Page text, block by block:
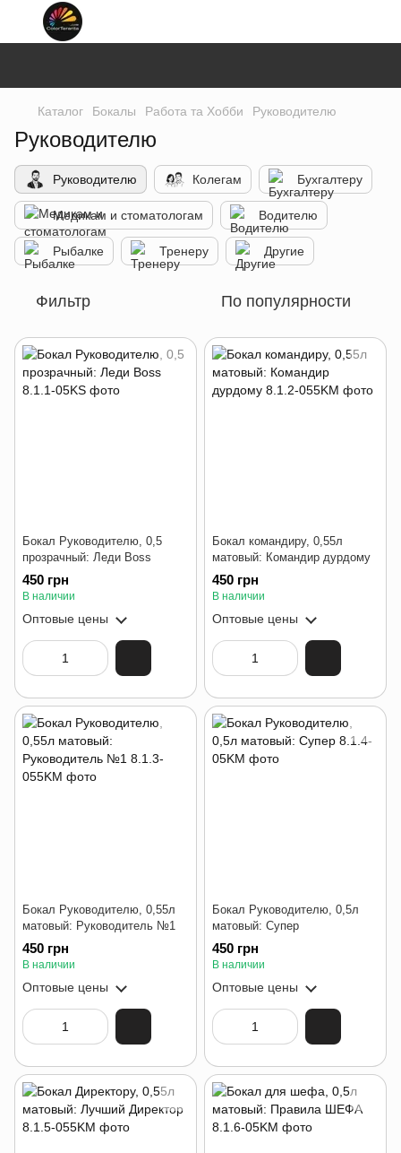
Каталог Бокалы Работа та Хобби Руководителю
Руководителю
Руководителю Колегам Бухгалтеру
Медикам и стоматологам Водителю
Рыбалке Тренеру Другие
Фильтр По популярности
Бокал Руководителю, 0,5
прозрачный: Леди Boss
450 грн
В наличии
Оптовые цены
Бокал командиру, 0,55л
матовый: Командир дурдому
450 грн
В наличии
Оптовые цены
Бокал Руководителю, 0,55л
матовый: Руководитель №1
450 грн
В наличии
Оптовые цены
Бокал Руководителю, 0,5л
матовый: Супер
450 грн
В наличии
Оптовые цены